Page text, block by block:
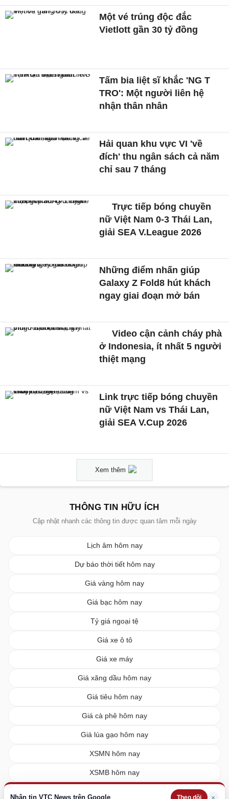
Nhận tin VTC News trên Google Theo dõi
Một vé trúng độc đắc
Vietlott gần 30 tỷ đồng
Tấm bia liệt sĩ khắc 'NG T
TRO': Một người liên hệ
nhận thân nhân
Hải quan khu vực VI 'về
đích' thu ngân sách cả năm
chỉ sau 7 tháng
Trực tiếp bóng chuyền
nữ Việt Nam 0-3 Thái Lan,
giải SEA V.League 2026
Những điểm nhấn giúp
Galaxy Z Fold8 hút khách
ngay giai đoạn mở bán
Video cận cảnh cháy phà
ở Indonesia, ít nhất 5 người
thiệt mạng
Link trực tiếp bóng chuyền
nữ Việt Nam vs Thái Lan,
giải SEA V.Cup 2026
Xem thêm
THÔNG TIN HỮU ÍCH
Cập nhật nhanh các thông tin được quan tâm mỗi ngày
Lịch âm hôm nay
Dự báo thời tiết hôm nay
Giá vàng hôm nay
Giá bạc hôm nay
Tỷ giá ngoại tệ
Giá xe ô tô
Giá xe máy
Giá xăng dầu hôm nay
Giá tiêu hôm nay
Giá cà phê hôm nay
Giá lúa gạo hôm nay
XSMN hôm nay
XSMB hôm nay